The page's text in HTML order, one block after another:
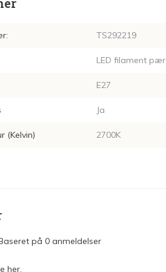
TS292219
LED filament
E27
Ja
(Kelvin) 2700K
på 0 anmeldelser
her.